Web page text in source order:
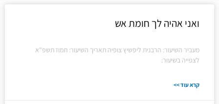
ואני אהיה לך חומת אש
מעביר השיעור: הרבנית ליפשיץ צופיה תאריך השיעור: תמוז תשפ"א
לצפייה בשיעור:
קרא עוד >>